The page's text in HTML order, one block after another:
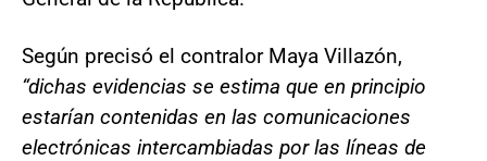
Según precisó el contralor Maya Villazón,
“dichas evidencias se estima que en principio
estarían contenidas en las comunicaciones
electrónicas intercambiadas por las líneas de